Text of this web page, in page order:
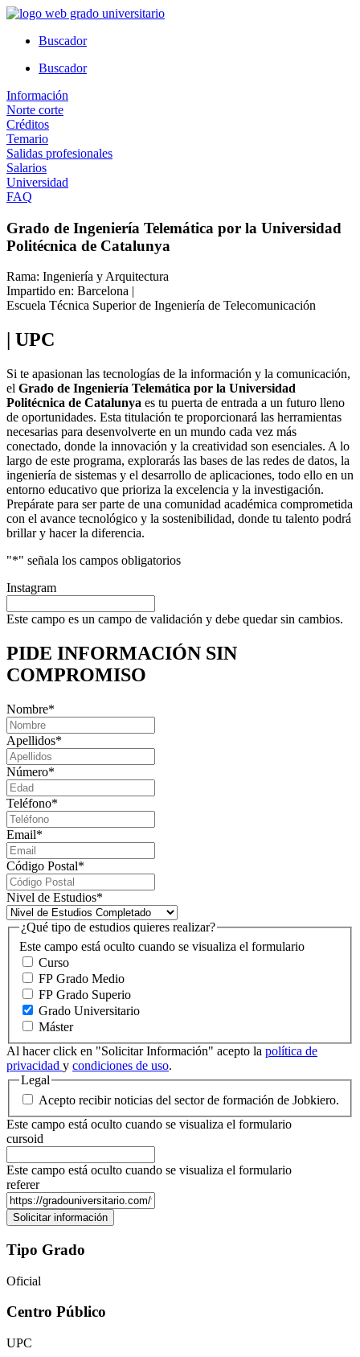
Ir
contenidoBuscador
Buscador
Información
Norte corte
Créditos
Temario
Salidas profesionales
Salarios
Universidad
FAQ
Grado de Ingeniería Telemática por la Universidad
Politécnica de Catalunya
Rama: Ingeniería y Arquitectura
Impartido en: Barcelona |
Escuela Técnica Superior de Ingeniería de Telecomunicación
| UPC
Si te apasionan las tecnologías de la información y la comunicación,
el Grado de Ingeniería Telemática por la Universidad
Politécnica de Catalunya es tu puerta de entrada a un futuro lleno
de oportunidades. Esta titulación te proporcionará las herramientas
necesarias para desenvolverte en un mundo cada vez más
conectado, donde la innovación y la creatividad son esenciales. A lo
largo de este programa, explorarás las bases de las redes de datos, la
ingeniería de sistemas y el desarrollo de aplicaciones, todo ello en un
entorno educativo que prioriza la excelencia y la investigación.
Prepárate para ser parte de una comunidad académica comprometida
con el avance tecnológico y la sostenibilidad, donde tu talento podrá
brillar y hacer la diferencia.
"*" señala los campos obligatorios
Instagram
Este campo es un campo de validación y debe quedar sin cambios.
PIDE INFORMACIÓN SIN
COMPROMISO
Nombre*
Apellidos*
Número*
Teléfono*
Email*
Código Postal*
Nivel de Estudios*
Este campo está oculto cuando se visualiza el formulario
¿Qué tipo de estudios quieres realizar?
Curso
FP Grado Medio
FP Grado Superio
Grado Universitario
Máster
Al hacer click en "Solicitar Información" acepto la política de
privacidad y condiciones de uso.
Legal
Acepto recibir noticias del sector de formación de Jobkiero.
Este campo está oculto cuando se visualiza el formulario
cursoid
Este campo está oculto cuando se visualiza el formulario
referer
Tipo Grado
Oficial
Centro Público
UPC